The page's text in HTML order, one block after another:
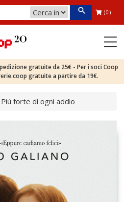
(0)
gratuite da 25€ - Per i soci Coop
gratuite a partire da 19€.
Più forte di ogni addio